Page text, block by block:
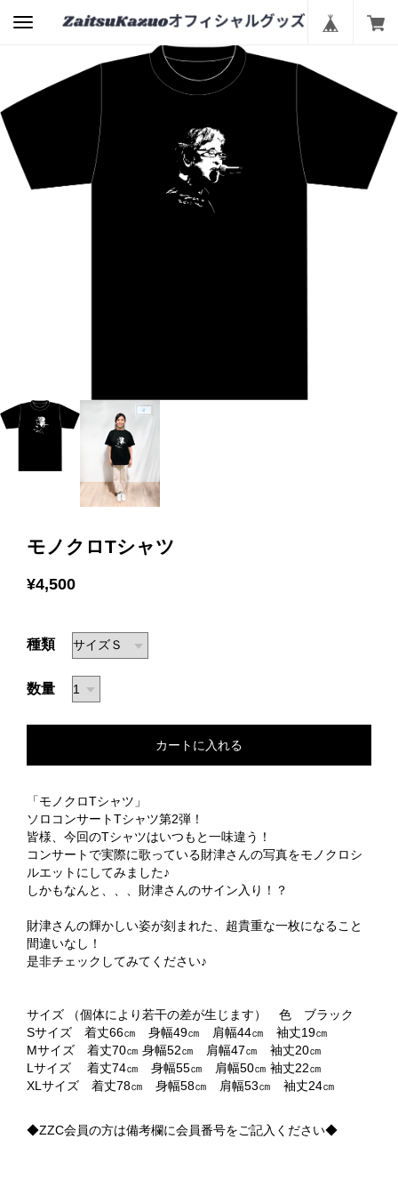
モノクロTシャツ
¥4,500
種類
数量
「モノクロTシャツ」
ソロコンサートTシャツ第2弾！
皆様、今回のTシャツはいつもと一味違う！
コンサートで実際に歌っている財津さんの写真をモノクロシ
ルエットにしてみました♪
しかもなんと、、、財津さんのサイン入り！？
財津さんの輝かしい姿が刻まれた、超貴重な一枚になること
間違いなし！
是非チェックしてみてください♪
サイズ （個体により若干の差が生じます） 色 ブラック
Sサイズ 着丈66㎝ 身幅49㎝ 肩幅44㎝ 袖丈19㎝
Mサイズ 着丈70㎝ 身幅52㎝ 肩幅47㎝ 袖丈20㎝
Lサイズ 着丈74㎝ 身幅55㎝ 肩幅50㎝ 袖丈22㎝
XLサイズ 着丈78㎝ 身幅58㎝ 肩幅53㎝ 袖丈24㎝
◆ZZC会員の方は備考欄に会員番号をご記入ください◆